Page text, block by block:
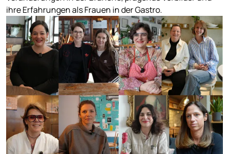
ihre Erfahrungen als Frauen in der Gastro.